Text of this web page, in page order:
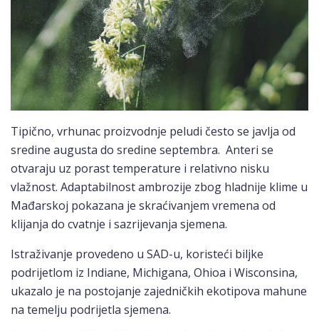
Tipično, vrhunac proizvodnje peludi često se javlja od
sredine augusta do sredine septembra. Anteri se
otvaraju uz porast temperature i relativno nisku
vlažnost. Adaptabilnost ambrozije zbog hladnije klime u
Mađarskoj pokazana je skraćivanjem vremena od
klijanja do cvatnje i sazrijevanja sjemena.
Istraživanje provedeno u SAD-u, koristeći biljke
podrijetlom iz Indiane, Michigana, Ohioa i Wisconsina,
ukazalo je na postojanje zajedničkih ekotipova mahune
na temelju podrijetla sjemena.